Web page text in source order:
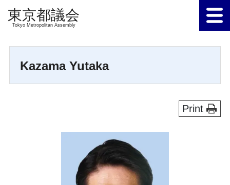
Tokyo Metropolitan Assembly
Kazama Yutaka
Print